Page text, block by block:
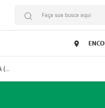
Faça sua busca aqui
Prestador Decordis Exames Cardiológicos LTDA (51004346-0)